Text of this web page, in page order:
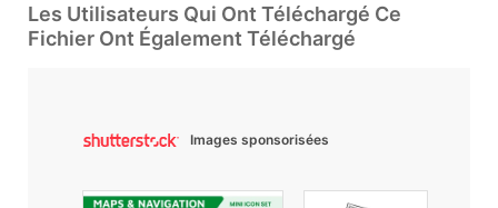
Les Utilisateurs Qui Ont Téléchargé Ce
Fichier Ont Également Téléchargé
Images sponsorisées